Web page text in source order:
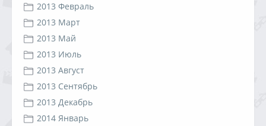
2013 Февраль
2013 Март
2013 Май
2013 Июль
2013 Август
2013 Сентябрь
2013 Декабрь
2014 Январь